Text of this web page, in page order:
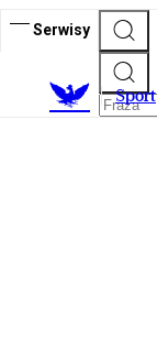
Serwisy
Sport